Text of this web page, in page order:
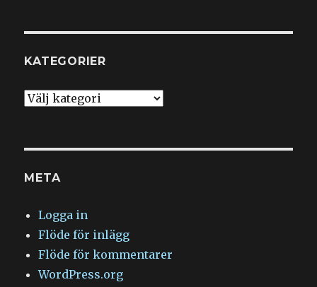
KATEGORIER
Kategorier
META
Logga in
Flöde för inlägg
Flöde för kommentarer
WordPress.org